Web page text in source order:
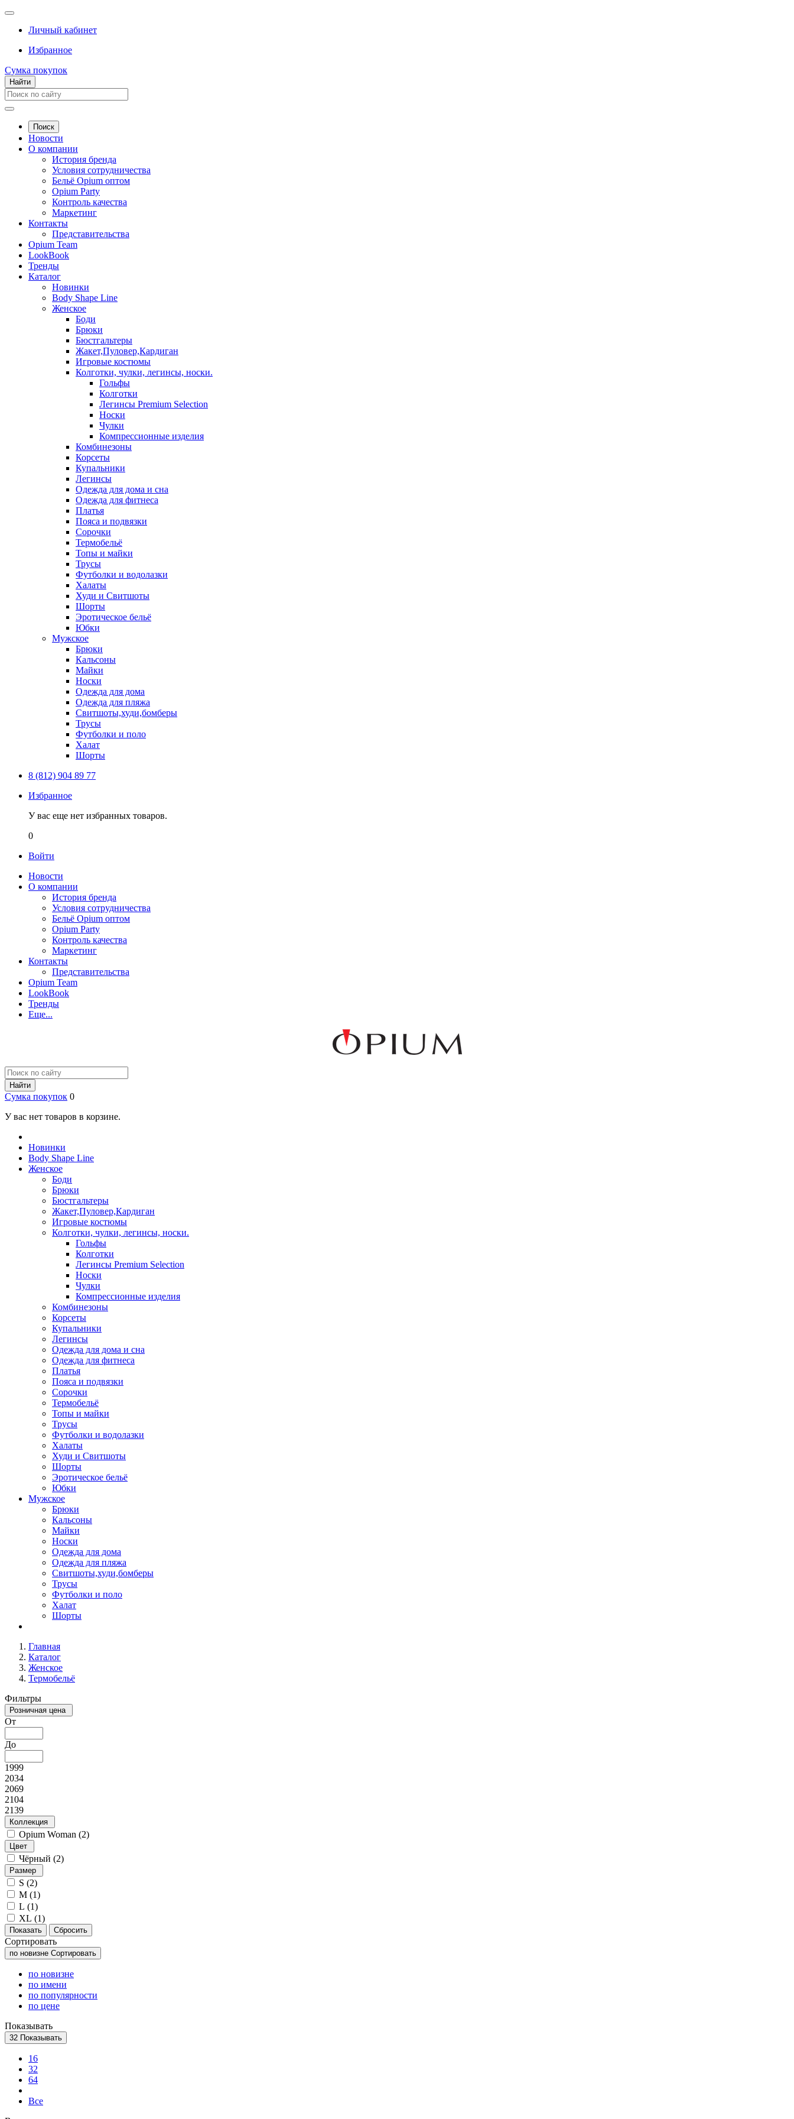
Личный кабинет
Избранное
Сумка покупок
Найти
Поиск
Новости
О компании
История бренда
Условия сотрудничества
Бельё Opium оптом
Opium Party
Контроль качества
Маркетинг
Контакты
Представительства
Opium Team
LookBook
Тренды
Каталог
Новинки
Body Shape Line
Женское
Боди
Брюки
Бюстгальтеры
Жакет,Пуловер,Кардиган
Игровые костюмы
Колготки, чулки, легинсы, носки.
Гольфы
Колготки
Легинсы Premium Selection
Носки
Чулки
Компрессионные изделия
Комбинезоны
Корсеты
Купальники
Легинсы
Одежда для дома и сна
Одежда для фитнеса
Платья
Пояса и подвязки
Сорочки
Термобельё
Топы и майки
Трусы
Футболки и водолазки
Халаты
Худи и Свитшоты
Шорты
Эротическое бельё
Юбки
Мужское
Брюки
Кальсоны
Майки
Носки
Одежда для дома
Одежда для пляжа
Свитшоты,худи,бомберы
Трусы
Футболки и поло
Халат
Шорты
8 (812) 904 89 77
Избранное
У вас еще нет избранных товаров.
0
Войти
Новости
О компании
История бренда
Условия сотрудничества
Бельё Opium оптом
Opium Party
Контроль качества
Маркетинг
Контакты
Представительства
Opium Team
LookBook
Тренды
Еще...
Найти
Сумка покупок 0
У вас нет товаров в корзине.
Новинки
Body Shape Line
Женское
Боди
Брюки
Бюстгальтеры
Жакет,Пуловер,Кардиган
Игровые костюмы
Колготки, чулки, легинсы, носки.
Гольфы
Колготки
Легинсы Premium Selection
Носки
Чулки
Компрессионные изделия
Комбинезоны
Корсеты
Купальники
Легинсы
Одежда для дома и сна
Одежда для фитнеса
Платья
Пояса и подвязки
Сорочки
Термобельё
Топы и майки
Трусы
Футболки и водолазки
Халаты
Худи и Свитшоты
Шорты
Эротическое бельё
Юбки
Мужское
Брюки
Кальсоны
Майки
Носки
Одежда для дома
Одежда для пляжа
Свитшоты,худи,бомберы
Трусы
Футболки и поло
Халат
Шорты
Главная
Каталог
Женское
Термобельё
Фильтры
Розничная цена
От
До
1999
2034
2069
2104
2139
Коллекция
Opium Woman (2)
Цвет
Чёрный (2)
Размер
S (2)
M (1)
L (1)
XL (1)
Сортировать
по новизне Сортировать
по новизне
по имени
по популярности
по цене
Показывать
32 Показывать
16
32
64
Все